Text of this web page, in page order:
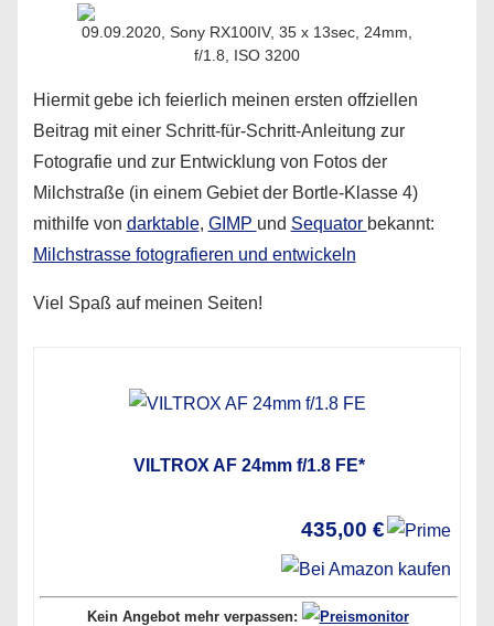
09.09.2020, Sony RX100IV, 35 x 13sec, 24mm,
f/1.8, ISO 3200
Hiermit gebe ich feierlich meinen ersten offziellen
Beitrag mit einer Schritt-für-Schritt-Anleitung zur
Fotografie und zur Entwicklung von Fotos der
Milchstraße (in einem Gebiet der Bortle-Klasse 4)
mithilfe von darktable, GIMP und Sequator bekannt:
Milchstrasse fotografieren und entwickeln
Viel Spaß auf meinen Seiten!
VILTROX AF 24mm f/1.8 FE*
435,00 €
Kein Angebot mehr verpassen: